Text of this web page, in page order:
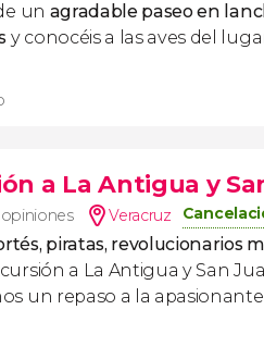
un agradable paseo en
y conocéis a las aves del
a La Antigua y
opiniones Veracruz
piratas, revolucionarios
a La Antigua y San
un repaso a la